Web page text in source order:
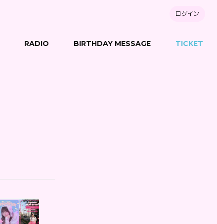
ログイン
RADIO BIRTHDAY MESSAGE TICKET